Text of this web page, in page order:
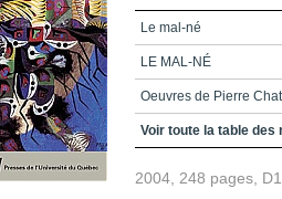
Le mal-né
LE MAL-NÉ
Oeuvres de Pierre
Table des matières
Voir toute la table des
2004, 248 pages,